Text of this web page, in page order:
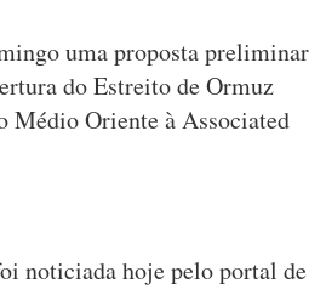
uma proposta preliminar
do Estreito de Ormuz
Médio Oriente à Associated
noticiada hoje pelo portal de